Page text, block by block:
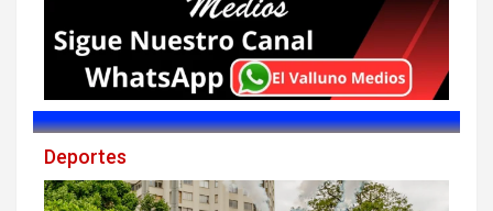
Deportes